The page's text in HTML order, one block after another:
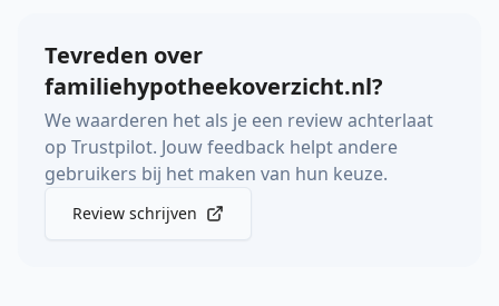
Tevreden over
familiehypotheekoverzicht.nl?
We waarderen het als je een review achterlaat
op Trustpilot. Jouw feedback helpt andere
gebruikers bij het maken van hun keuze.
Review schrijven